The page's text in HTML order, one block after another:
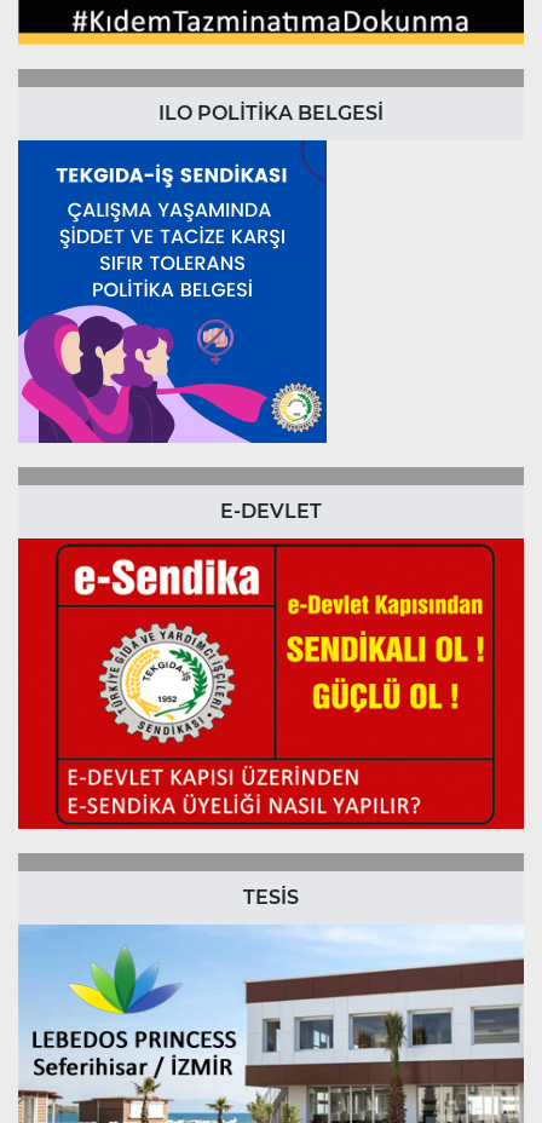
ILO POLİTİKA BELGESİ
E-DEVLET
TESİS